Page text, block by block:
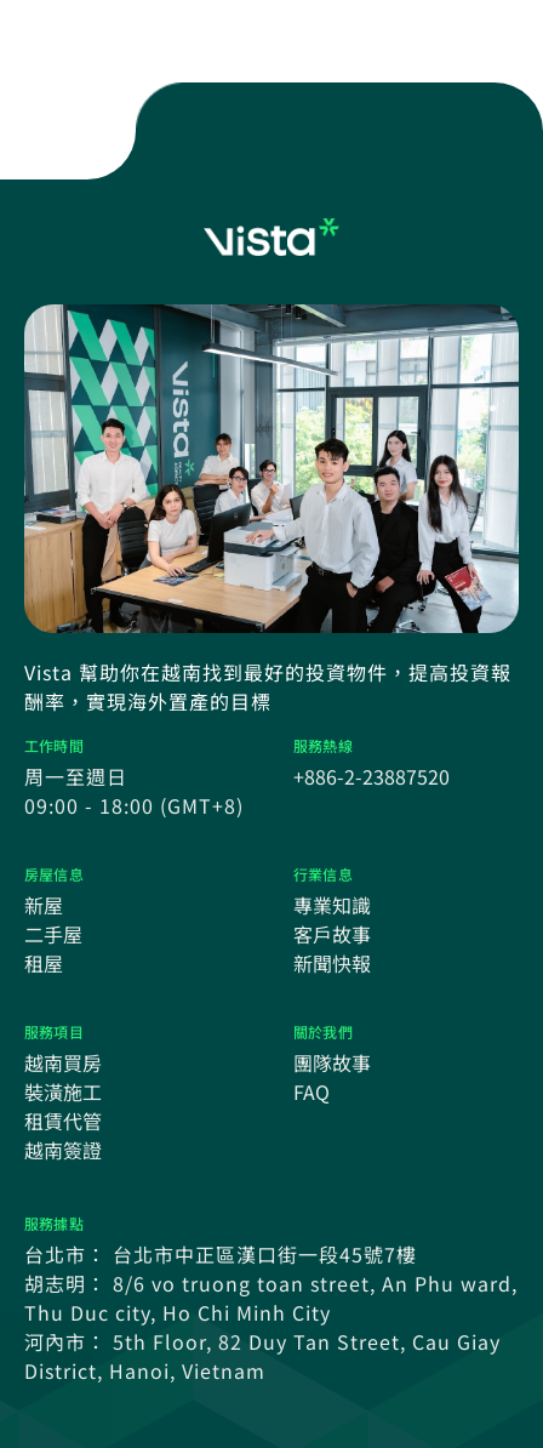
Vista 幫助你在越南找到最好的投資物件，提高投資報
酬率，實現海外置產的目標
工作時間
周一至週日
09:00 - 18:00 (GMT+8)
服務熱線
+886-2-23887520
房屋信息
新屋
二手屋
租屋
行業信息
專業知識
客戶故事
新聞快報
服務項目
越南買房
裝潢施工
租賃代管
越南簽證
關於我們
團隊故事
FAQ
服務據點
台北市： 台北市中正區漢口街一段45號7樓
胡志明： 8/6 vo truong toan street, An Phu ward,
Thu Duc city, Ho Chi Minh City
河內市： 5th Floor, 82 Duy Tan Street, Cau Giay
District, Hanoi, Vietnam